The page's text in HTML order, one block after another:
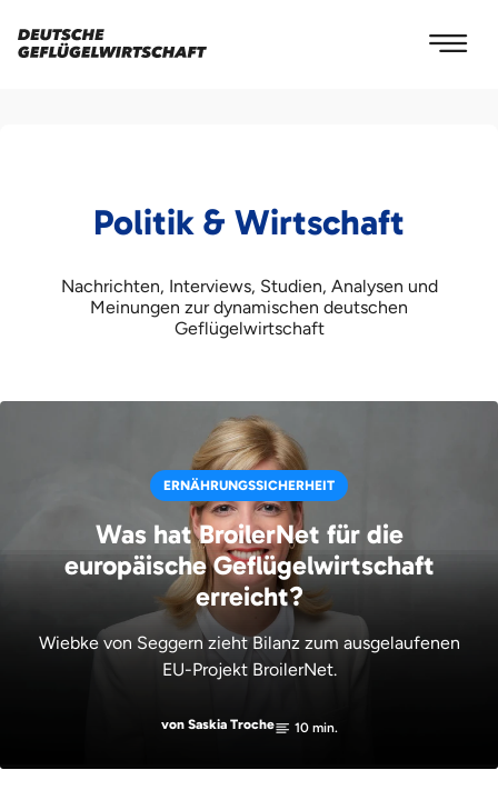
Politik & Wirtschaft
Nachrichten, Interviews, Studien, Analysen und
Meinungen zur dynamischen deutschen
Geflügelwirtschaft
ERNÄHRUNGSSICHERHEIT
Was hat BroilerNet für die
europäische Geflügelwirtschaft
erreicht?
Wiebke von Seggern zieht Bilanz zum ausgelaufenen
EU-Projekt BroilerNet.
von Saskia Troche 10 min.